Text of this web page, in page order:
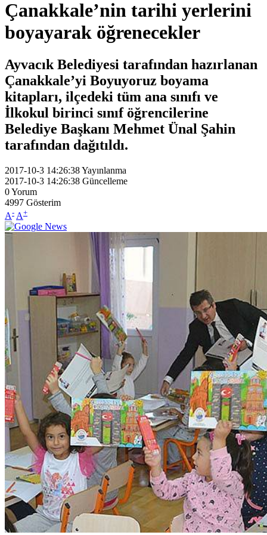
Çanakkale’nin tarihi yerlerini
boyayarak öğrenecekler
Ayvacık Belediyesi tarafından hazırlanan
Çanakkale’yi Boyuyoruz boyama
kitapları, ilçedeki tüm ana sınıfı ve
İlkokul birinci sınıf öğrencilerine
Belediye Başkanı Mehmet Ünal Şahin
tarafından dağıtıldı.
2017-10-3 14:26:38Yayınlanma
2017-10-3 14:26:38 Güncelleme
0Yorum
4997 Gösterim
A- A+